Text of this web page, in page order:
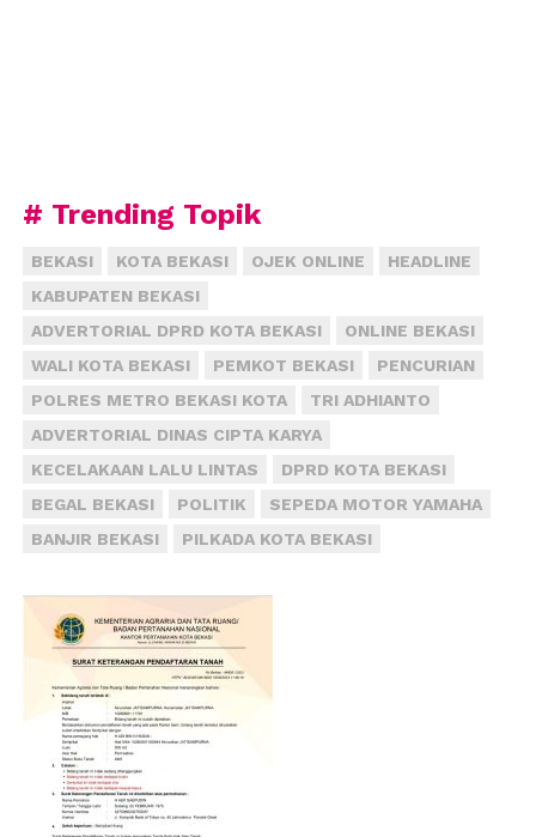
# Trending Topik
BEKASI KOTA BEKASI OJEK ONLINE
HEADLINE
KABUPATEN BEKASI
ADVERTORIAL DPRD KOTA BEKASI
ONLINE BEKASI
WALI KOTA BEKASI
PEMKOT BEKASI
PENCURIAN
POLRES METRO BEKASI KOTA
TRI ADHIANTO
ADVERTORIAL DINAS CIPTA KARYA
KECELAKAAN LALU LINTAS
DPRD KOTA BEKASI
BEGAL BEKASI
POLITIK
SEPEDA MOTOR YAMAHA
BANJIR BEKASI
PILKADA KOTA BEKASI